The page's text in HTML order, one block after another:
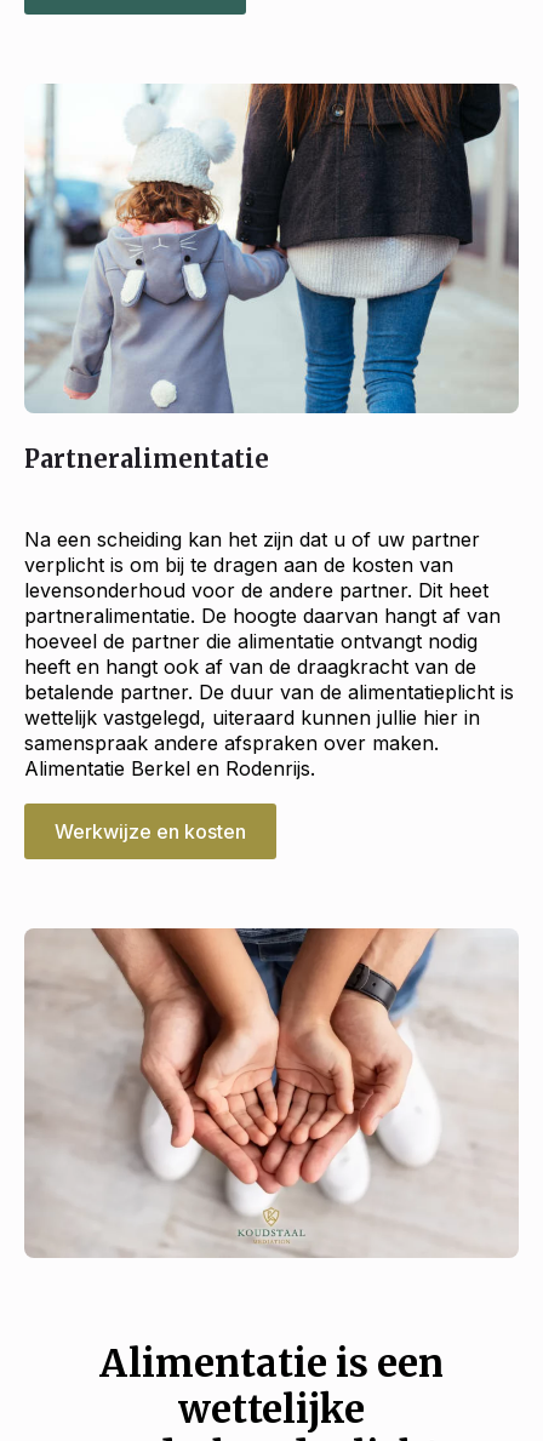
Partneralimentatie
Na een scheiding kan het zijn dat u of uw partner
verplicht is om bij te dragen aan de kosten van
levensonderhoud voor de andere partner. Dit heet
partneralimentatie. De hoogte daarvan hangt af van
hoeveel de partner die alimentatie ontvangt nodig
heeft en hangt ook af van de draagkracht van de
betalende partner. De duur van de alimentatieplicht is
wettelijk vastgelegd, uiteraard kunnen jullie hier in
samenspraak andere afspraken over maken.
Alimentatie Berkel en Rodenrijs.
Werkwijze en kosten
Alimentatie is een
wettelijke